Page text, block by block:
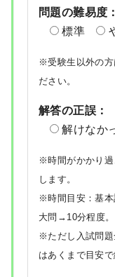
問題の難易度：
標準
※受験生以外の方
ださい。
解答の正誤：
解けなか
※時間がかかり
します。
※時間目安：基
大問→10分程度。
※ただし入試問
はあくまで目安で